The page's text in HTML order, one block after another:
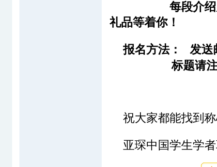
每段介
礼品等着你！
报名方法：
发送
标题请
祝大家都能找到
亚琛中国学生学